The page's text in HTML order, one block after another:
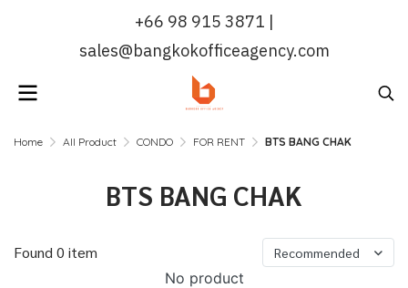
+66 98 915 3871 |
sales@bangkokofficeagency.com
Home All Product CONDO FOR RENT BTS BANG CHAK
BTS BANG CHAK
Found 0 item Recommended
No product